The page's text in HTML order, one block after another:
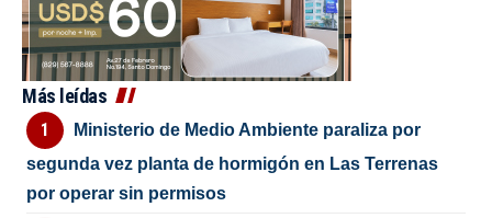
Más leídas
Ministerio de Medio Ambiente paraliza por
segunda vez planta de hormigón en Las Terrenas
por operar sin permisos